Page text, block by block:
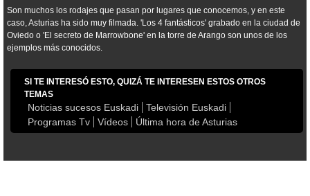
Son muchos los rodajes que pasan por lugares que conocemos, y en este
caso, Asturias ha sido muy filmada. 'Los 4 fantásticos' grabado en la ciudad de
Oviedo o 'El secreto de Marrowbone' en la torre de Arango son unos de los
ejemplos más conocidos.
SI TE INTERESÓ ESTO, QUIZÁ TE INTERESEN ESTOS OTROS
TEMAS
Noticias sucesos Euskadi
Televisión Euskadi
Programas Tv
Vídeos Última hora de Asturias